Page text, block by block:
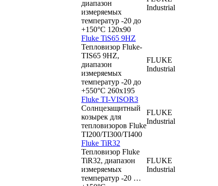
диапазон
измеряемых
температур -20 до
+150°C 120x90
Industrial
Fluke TiS65 9HZ
Тепловизор Fluke-
TIS65 9HZ,
диапазон
измеряемых
температур -20 до
+550°C 260x195
FLUKE
Industrial
Fluke TI-VISOR3
Солнцезащитный
козырек для
тепловизоров Fluke
TI200/TI300/TI400
FLUKE
Industrial
Fluke TiR32
Тепловизор Fluke
TiR32, диапазон
измеряемых
температур -20 …
FLUKE
Industrial